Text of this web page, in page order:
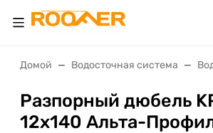
Домой Водосточная система
Разпорный дюбель
12х140 Альта-